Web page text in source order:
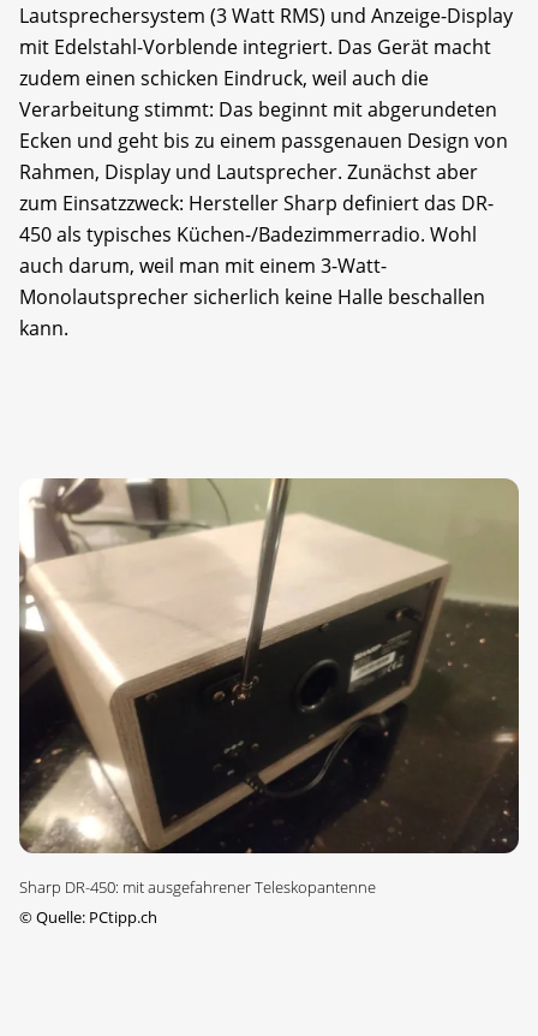
Lautsprechersystem (3 Watt RMS) und Anzeige-Display
mit Edelstahl-Vorblende integriert. Das Gerät macht
zudem einen schicken Eindruck, weil auch die
Verarbeitung stimmt: Das beginnt mit abgerundeten
Ecken und geht bis zu einem passgenauen Design von
Rahmen, Display und Lautsprecher. Zunächst aber
zum Einsatzzweck: Hersteller Sharp definiert das DR-
450 als typisches Küchen-/Badezimmerradio. Wohl
auch darum, weil man mit einem 3-Watt-
Monolautsprecher sicherlich keine Halle beschallen
kann.
Sharp DR-450: mit ausgefahrener Teleskopantenne
©Quelle: PCtipp.ch